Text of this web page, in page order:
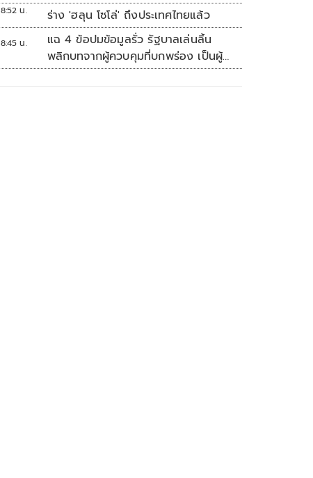
8:52 น. ร่าง 'ฮลุน โซโล่' ถึงประเทศไทยแล้ว
8:45 น.
แฉ 4 ข้อปมข้อมูลรั่ว รัฐบาลเล่นลิ้น
พลิกบทจากผู้ควบคุมที่บกพร่อง เป็นผู้
เสียหายขู่ฟ้องคนเอาความจริงมาพูด